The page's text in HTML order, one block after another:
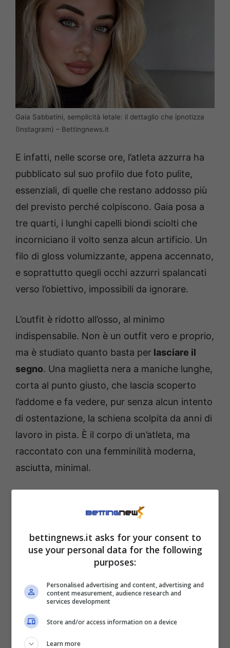
Gaia Sabbatini, semplicità letale: il dettaglio che ipnotizza
(Instagram) – Bettingnews.it
E infatti, nelle scorse ore, l’atleta azzurra ha
pubblicato sul suo profilo due foto pulite,
essenziali, di quelle che restano addosso più
del previsto perché colpiscono. Gaia posa a
tre quarti, i lunghi capelli biondi sciolti che
incorniciano il volto senza alcun artificio. Un
filo di gloss volumizzante, appena accennato,
e soprattutto quegli occhi azzurri spalancati
verso l’obiettivo, impossibili da ignorare.
L’outfit è ridotto all’osso, al minimo
indispensabile. Non è un outfit vero e proprio,
ma è studiato quanto basta per lasciare il
segno. Una maglietta nera a maniche lunghe,
corta al punto giusto, che lascia scoperto
l’addome e fa vedere, pur senza alcun intento
di ostentazione, la schiena scolpita da anni di
lavoro in pista. È il corpo di un’atleta, ma
raccontato con una femminilità moderna,
asciutta, minimal.
naturalezza che fa perdere
la testa
Il risultato? Commenti a raffica, like che si
moltiplicano e una frase che spicca più delle
altre, perché probabilmente dice tutto:
ho più parole per definire la tua bellezza”
scritto un follower, un messaggio che suona
bettingnews.it asks for your consent to
use your personal data for the following
purposes:
Personalised advertising and content, advertising and
content measurement, audience research and
services development
Store and/or access information on a device
Learn more